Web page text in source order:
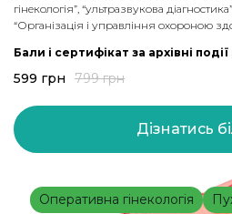
гінекологія”, “ультразвукова
“Організація і управління охороною
Бали і сертифікат за архівні
599 грн 799грн
Дізнатись
Оперативна гінекологія